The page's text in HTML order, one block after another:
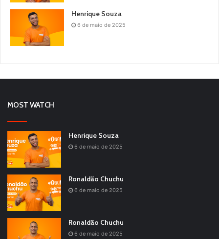
Henrique Souza
6 de maio de 2025
MOST WATCH
Henrique Souza
6 de maio de 2025
Ronaldão Chuchu
6 de maio de 2025
Ronaldão Chuchu
6 de maio de 2025